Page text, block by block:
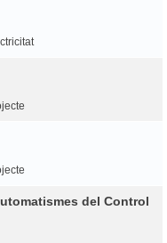
del Control